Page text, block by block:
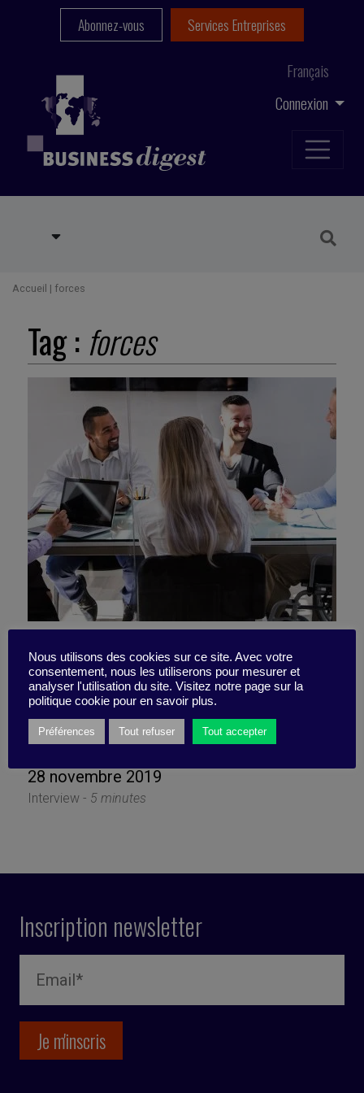
Connexion
Français
Abonnez-vous Services Entreprises
Accueil | forces
Tag : forces
Sanofi conjugue leadership
et vulnérabilité pour une
performance durable
28 novembre 2019
Interview - 5 minutes
Inscription newsletter
Nous utilisons des cookies sur ce site. Avec votre
consentement, nous les utiliserons pour mesurer et
analyser l'utilisation du site. Visitez notre page sur la
politique cookie pour en savoir plus.
Préférences Tout refuser Tout accepter